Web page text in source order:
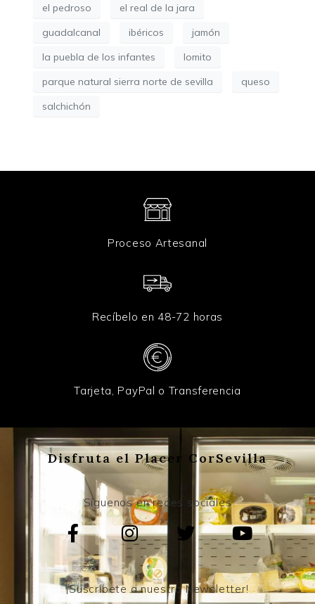
el pedroso
el real de la jara
guadalcanal
ibéricos
jamón
la puebla de los infantes
lomito
parque natural sierra norte de sevilla
queso
salchichón
Proceso Artesanal
Recíbelo en 48-72 horas
Tarjeta, PayPal o Transferencia
Disfruta el Placer CorSevilla
Síguenos en redes sociales
¡Suscríbete a nuestro Newsletter!